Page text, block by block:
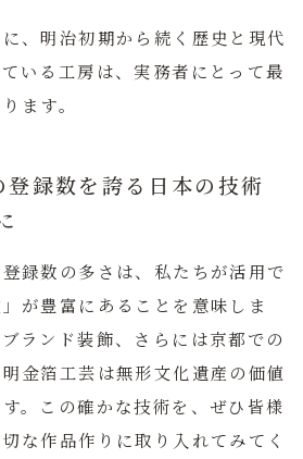
、明治初期から続く歴史と現代
いる工房は、実務者にとって最
ます。
録数を誇る日本の技術
録数の多さは、私たちが活用で
が豊富にあることを意味しま
ランド装飾、さらには京都での
金箔工芸は無形文化遺産の価値
。この確かな技術を、ぜひ皆様
な作品作りに取り入れてみてく